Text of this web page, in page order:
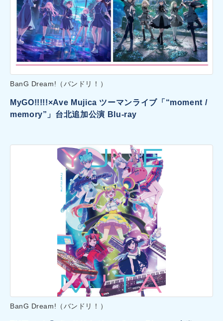
BanG Dream!（バンドリ！）
MyGO!!!!!×Ave Mujica ツーマンライブ「“moment /
memory”」台北追加公演 Blu-ray
BanG Dream!（バンドリ！）